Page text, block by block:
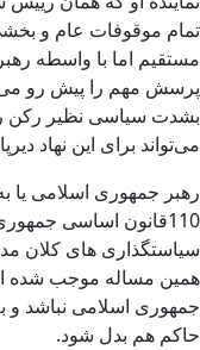
تمام موقوفات عام و
مستقیم اما با واسطه
پرسش مهم را پیش رو می
بشدت سیاسی نظیر رکن
می‌تواند برای این نهاد
رهبر جمهوری اسلامی یا
110قانون اساسی
سیاستگذاری های کلان
همین مساله موجب شده
جمهوری اسلامی نباشد
حاکم هم بدل شود.